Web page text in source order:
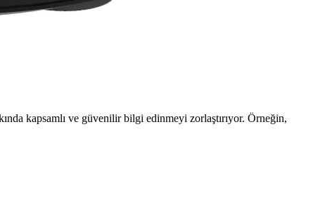
kullanım için ideal, detaylı ses ve konfor sunar.
kapsamlı ve güvenilir bilgi edinmeyi zorlaştırıyor. Örneğin,